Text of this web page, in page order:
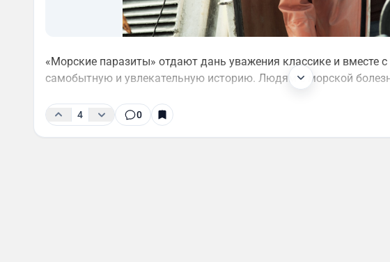
«Морские паразиты» отдают дань уважения классике и вместе
самобытную и увлекательную историю. Людям с морской
4 0